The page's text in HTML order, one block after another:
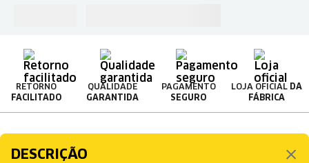
RETORNO
FACILITADO
QUALIDADE
GARANTIDA
PAGAMENTO
SEGURO
LOJA OFICIAL DA
FÁBRICA
DESCRIÇÃO